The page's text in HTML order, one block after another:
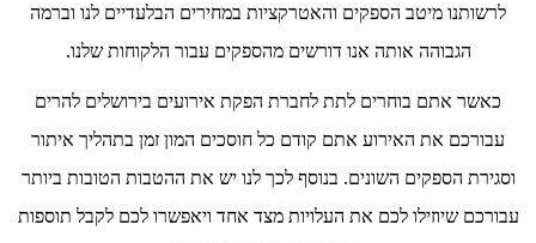
לרשותנו מיטב הספקים והאטרקציות במחירים הבלעדיים לנו וברמה
הגבוהה אותה אנו דורשים מהספקים עבור הלקוחות שלנו.
כאשר אתם בוחרים לתת לחברת הפקת אירועים בירושלים להרים
עבורכם את האירוע אתם קודם כל חוסכים המון זמן בתהליך איתור
וסגירת הספקים השונים. בנוסף לכך לנו יש את ההטבות הטובות ביותר
עבורכם שיוזילו לכם את העלויות מצד אחד ויאפשרו לכם לקבל תוספות